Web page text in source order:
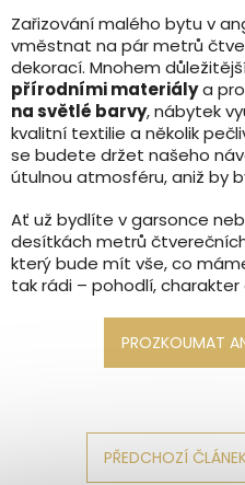
Zařizování malého bytu v
vměstnat na pár metrů
dekorací. Mnohem
přírodními materiálya
na světlé barvy, nábytek
kvalitní textilie a několik
se budete držet našeho
útulnou atmosféru, aniž by
Ať už bydlíte v garsonce
desítkách metrů
který bude mít vše, co
tak rádi – pohodlí,
PŘEDCHOZÍ